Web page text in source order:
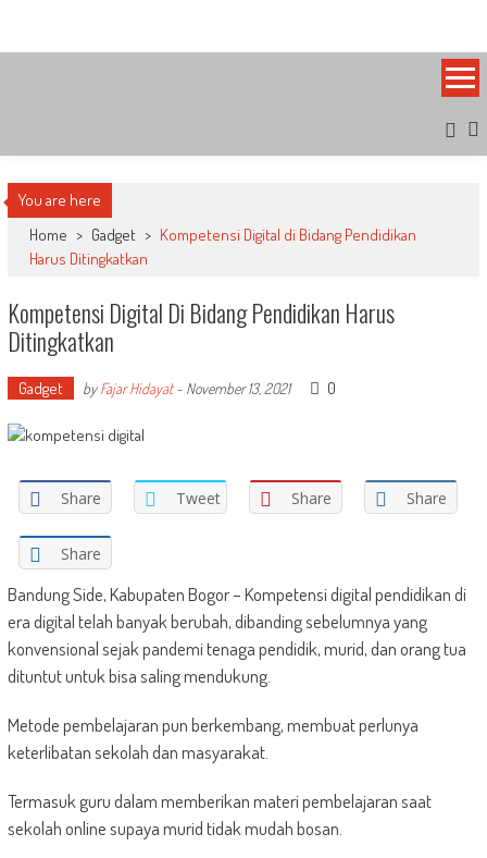
content
You are here
Home > Gadget > Kompetensi Digital di Bidang Pendidikan
Harus Ditingkatkan
Kompetensi Digital Di Bidang Pendidikan Harus
Ditingkatkan
Gadget byFajar Hidayat- November 13, 2021 0
Share Tweet Share Share
Share
Bandung Side, Kabupaten Bogor – Kompetensi digital pendidikan di
era digital telah banyak berubah, dibanding sebelumnya yang
konvensional sejak pandemi tenaga pendidik, murid, dan orang tua
dituntut untuk bisa saling mendukung.
Metode pembelajaran pun berkembang, membuat perlunya
keterlibatan sekolah dan masyarakat.
Termasuk guru dalam memberikan materi pembelajaran saat
sekolah online supaya murid tidak mudah bosan.